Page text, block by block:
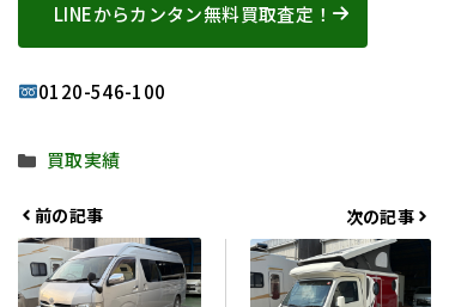
LINEからカンタン無料買取査定！
0120-546-100
カ
ゴ
リ
ー
買取実績
前の記事 次の記事